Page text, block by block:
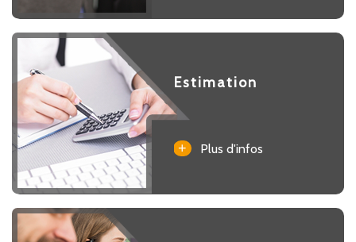
Estimation
+ Plus d'infos